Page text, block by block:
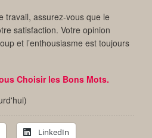
travail, assurez-vous que le
satisfaction. Votre opinion
et l’enthousiasme est toujours
Choisir les Bons Mots.
LinkedIn